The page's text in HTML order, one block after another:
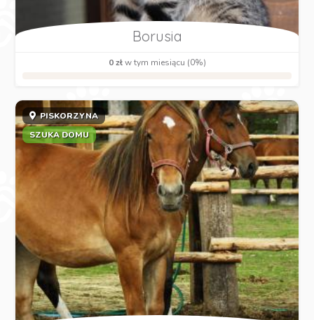
Borusia
0 złw tym miesiącu (0%)
PISKORZYNA
SZUKA DOMU